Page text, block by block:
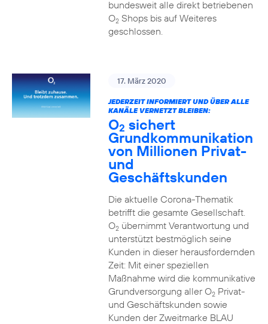
bundesweit alle direkt betriebenen
O2Shops bis auf Weiteres
geschlossen.
17. März 2020
JEDERZEIT INFORMIERT UND ÜBER ALLE
KANÄLE VERNETZT BLEIBEN:
O2 sichert
Grundkommunikation
von Millionen Privat-
und
Geschäftskunden
Die aktuelle Corona-Thematik
betrifft die gesamte Gesellschaft.
O2übernimmt Verantwortung und
unterstützt bestmöglich seine
Kunden in dieser herausfordernden
Zeit: Mit einer speziellen
Maßnahme wird die kommunikative
Grundversorgung aller O2Privat-
und Geschäftskunden sowie
Kunden der Zweitmarke BLAU